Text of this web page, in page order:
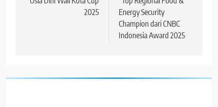
2025
Energy Security
Champion dari CNBC
Indonesia Award 2025